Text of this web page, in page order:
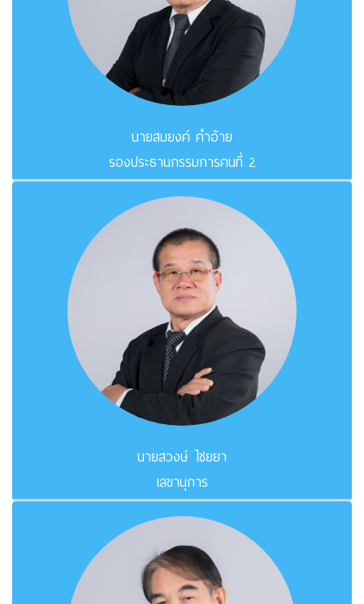
นายสมยงค์ คำอ้าย
รองประธานกรรมการคนที่ 2
นายสวงษ์ ไชยยา
เลขานุการ